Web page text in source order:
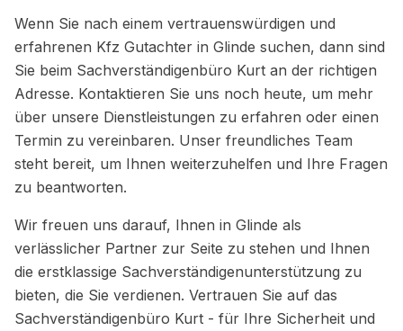
Wenn Sie nach einem vertrauenswürdigen und
erfahrenen Kfz Gutachter in Glinde suchen, dann sind
Sie beim Sachverständigenbüro Kurt an der richtigen
Adresse. Kontaktieren Sie uns noch heute, um mehr
über unsere Dienstleistungen zu erfahren oder einen
Termin zu vereinbaren. Unser freundliches Team
steht bereit, um Ihnen weiterzuhelfen und Ihre Fragen
zu beantworten.
Wir freuen uns darauf, Ihnen in Glinde als
verlässlicher Partner zur Seite zu stehen und Ihnen
die erstklassige Sachverständigenunterstützung zu
bieten, die Sie verdienen. Vertrauen Sie auf das
Sachverständigenbüro Kurt - für Ihre Sicherheit und